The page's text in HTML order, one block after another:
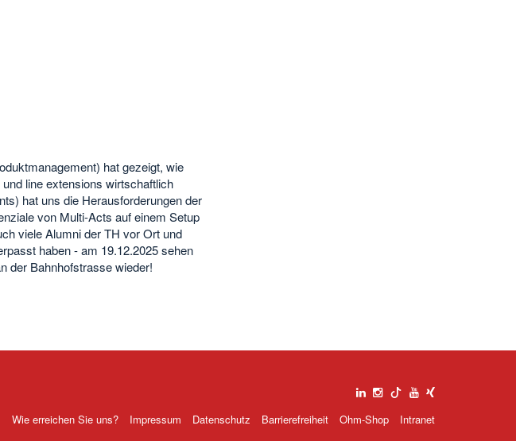
hat gezeigt, wie
line extensions wirtschaftlich
hat uns die Herausforderungen der
von Multi-Acts auf einem Setup
viele Alumni der TH vor Ort und
haben - am 19.12.2025 sehen
der Bahnhofstrasse wieder!
Wie erreichen Sie uns? Impressum Datenschutz Barrierefreiheit Ohm-Shop Intranet